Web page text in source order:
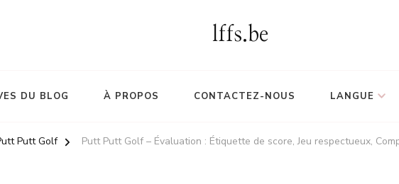
lffs.be
DU BLOG À PROPOS CONTACTEZ-NOUS LANGUE
Putt Golf Putt Putt Golf – Évaluation : Étiquette de score, Jeu respectueux,